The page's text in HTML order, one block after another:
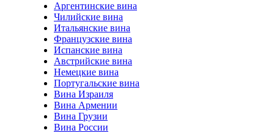
Аргентинские вина
Чилийские вина
Итальянские вина
Французские вина
Испанские вина
Австрийские вина
Немецкие вина
Португальские вина
Вина Израиля
Вина Армении
Вина Грузии
Вина России